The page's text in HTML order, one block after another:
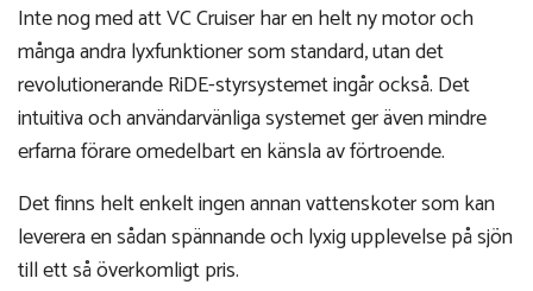
Inte nog med att VC Cruiser har en helt ny motor och
många andra lyxfunktioner som standard, utan det
revolutionerande RiDE-styrsystemet ingår också. Det
intuitiva och användarvänliga systemet ger även mindre
erfarna förare omedelbart en känsla av förtroende.
Det finns helt enkelt ingen annan vattenskoter som kan
leverera en sådan spännande och lyxig upplevelse på sjön
till ett så överkomligt pris.